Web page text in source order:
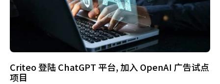
Criteo 登陆 ChatGPT 平台, 加入 OpenAI 广告试点
项目